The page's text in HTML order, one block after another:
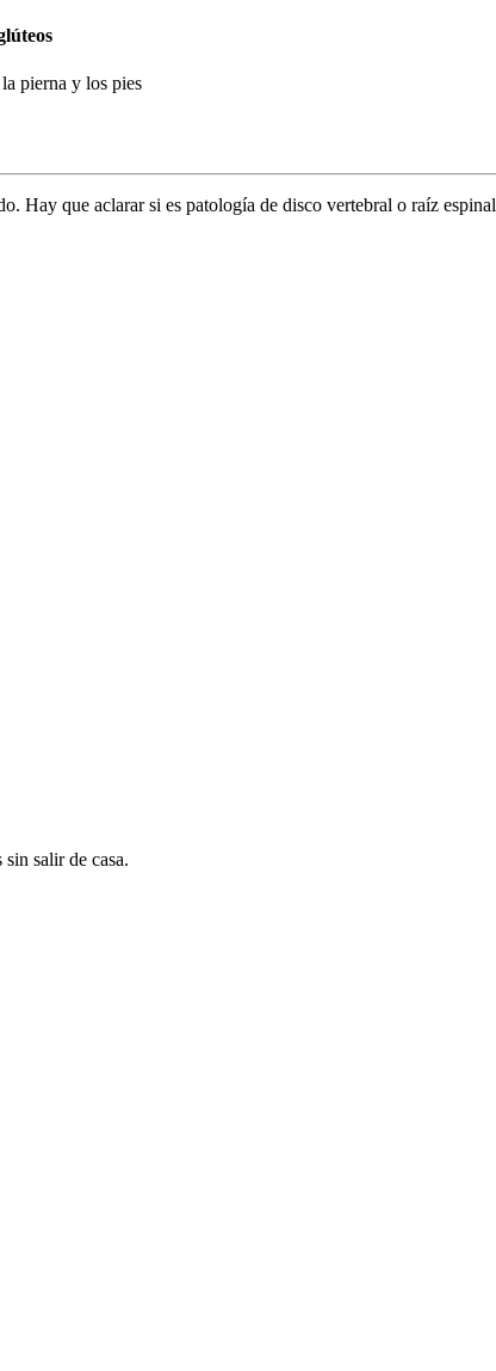
pierna y los pies
Hay que aclarar si es patología de disco vertebral o raíz
salir de casa.